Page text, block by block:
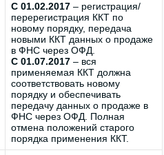
С 01.02.2017 – регистрация/
перерегистрация ККТ по
новому порядку, передача
новыми ККТ данных о продаже
в ФНС через ОФД.
С 01.07.2017 – вся
применяемая ККТ должна
соответствовать новому
порядку и обеспечивать
передачу данных о продаже в
ФНС через ОФД. Полная
отмена положений старого
порядка применения ККТ.